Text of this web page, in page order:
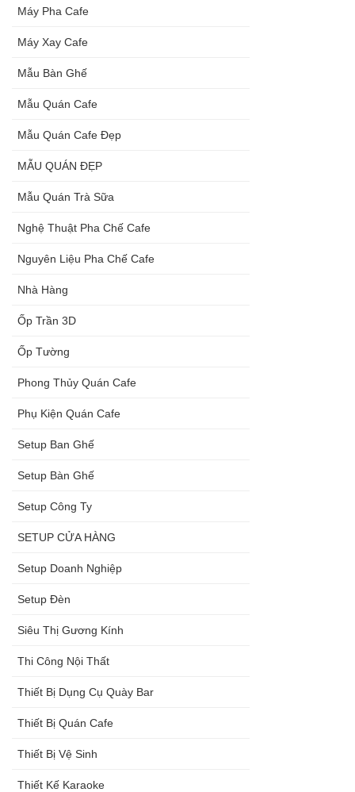
Máy Pha Cafe
Máy Xay Cafe
Mẫu Bàn Ghế
Mẫu Quán Cafe
Mẫu Quán Cafe Đẹp
MẪU QUÁN ĐẸP
Mẫu Quán Trà Sữa
Nghệ Thuật Pha Chế Cafe
Nguyên Liệu Pha Chế Cafe
Nhà Hàng
Ốp Trần 3D
Ốp Tường
Phong Thủy Quán Cafe
Phụ Kiện Quán Cafe
Setup Ban Ghế
Setup Bàn Ghế
Setup Công Ty
SETUP CỬA HÀNG
Setup Doanh Nghiệp
Setup Đèn
Siêu Thị Gương Kính
Thi Công Nội Thất
Thiết Bị Dụng Cụ Quày Bar
Thiết Bị Quán Cafe
Thiết Bị Vệ Sinh
Thiết Kế Karaoke